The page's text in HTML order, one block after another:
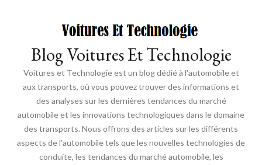
Blog Voitures Et Technologie
Voitures et Technologie est un blog dédié à l'automobile et
aux transports, où vous pouvez trouver des informations et
des analyses sur les dernières tendances du marché
automobile et les innovations technologiques dans le domaine
des transports. Nous offrons des articles sur les différents
aspects de l'automobile tels que les nouvelles technologies de
conduite, les tendances du marché automobile, les